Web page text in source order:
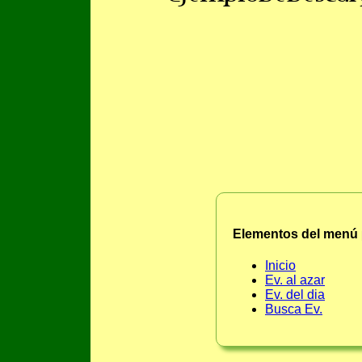
Elementos del
Inicio
Ev. al azar
Ev. del dia
Busca Ev.